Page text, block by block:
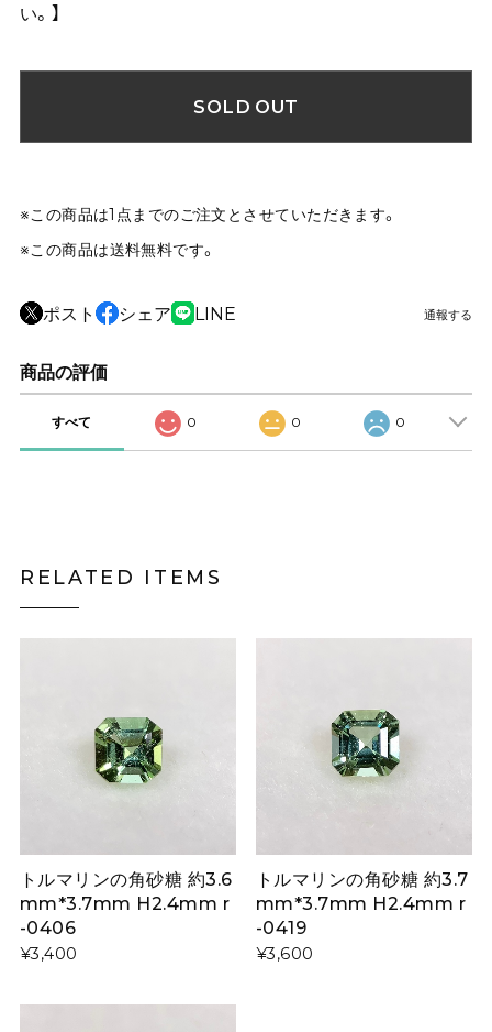
い。】
SOLD OUT
※この商品は1点までのご注文とさせていただきます。
※この商品は送料無料です。
ポスト シェア LINE 通報する
商品の評価
すべて 0 0 0
RELATED ITEMS
トルマリンの角砂糖 約3.6
mm*3.7mm H2.4mm r
-0406
¥3,400
トルマリンの角砂糖 約3.7
mm*3.7mm H2.4mm r
-0419
¥3,600